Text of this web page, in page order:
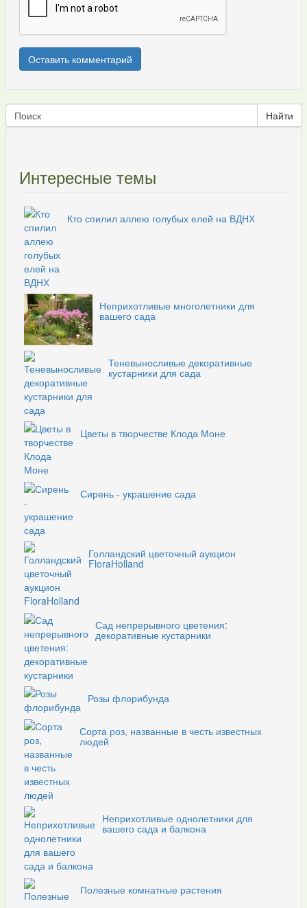
Интересные темы
Кто спилил аллею голубых елей на ВДНХ
Неприхотливые многолетники для
вашего сада
Теневыносливые декоративные
кустарники для сада
Цветы в творчестве Клода Моне
Сирень - украшение сада
Голландский цветочный аукцион
FloraHolland
Сад непрерывного цветения:
декоративные кустарники
Розы флорибунда
Сорта роз, названные в честь известных
людей
Неприхотливые однолетники для
вашего сада и балкона
Полезные комнатные растения